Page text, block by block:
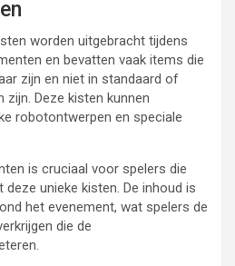
worden uitgebracht tijdens
en bevatten vaak items die
zijn en niet in standaard of
Deze kisten kunnen
robotontwerpen en speciale
is cruciaal voor spelers die
unieke kisten. De inhoud is
het evenement, wat spelers de
die de